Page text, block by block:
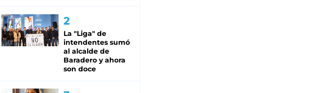
La "Liga" de
intendentes sumó
al alcalde de
Baradero y ahora
son doce